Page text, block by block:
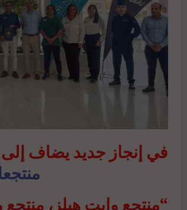
في إنجاز جديد يضاف